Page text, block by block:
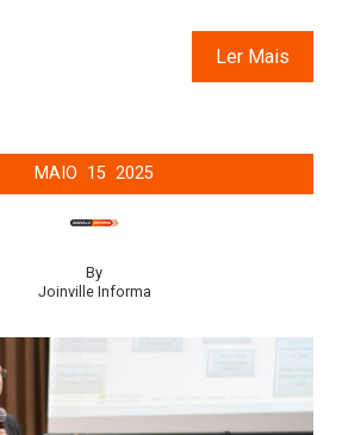
Ler Mais
MAIO 15 2025
By
Joinville Informa